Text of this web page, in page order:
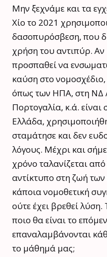
Μην ξεχνάμε και τα
Χίο το 2021
δασοπυρόσβεση, που
χρήση του αντιπύρ. Αν
προσπαθεί να
καύση στο
όπως των ΗΠΑ, στη ΝΔ
Πορτογαλία, κ.ά.
Ελλάδα,
σταμάτησε και δεν
λόγους. Μέχρι και
χρόνο ταλανίζεται
αντίκτυπο στη ζωή
κάποια νομοθετική
ούτε έχει βρεθεί
ποιο θα είναι το
επαναλαμβάνονται
το μάθημά μας;